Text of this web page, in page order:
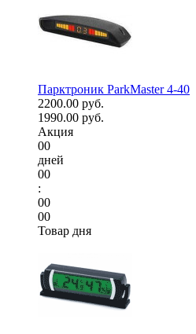
Парктроник ParkMaster 4-40
2200.00 руб.
1990.00 руб.
Акция
00
дней
00
:
00
00
Товар дня